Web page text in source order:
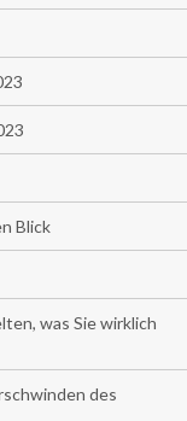
Blick
was Sie wirklich
des